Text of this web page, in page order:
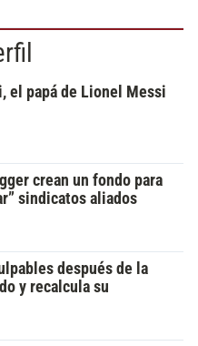
el papá de Lionel Messi
crean un fondo para
sindicatos aliados
después de la
y recalcula su